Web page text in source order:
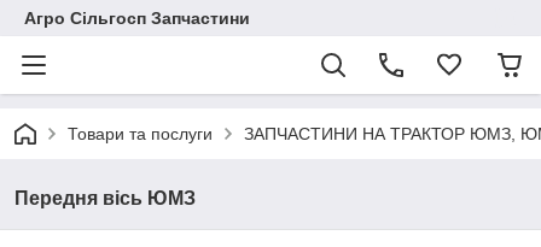
Агро Сільгосп Запчастини
Товари та послуги ЗАПЧАСТИНИ НА ТРАКТОР ЮМЗ,
Передня вісь ЮМЗ